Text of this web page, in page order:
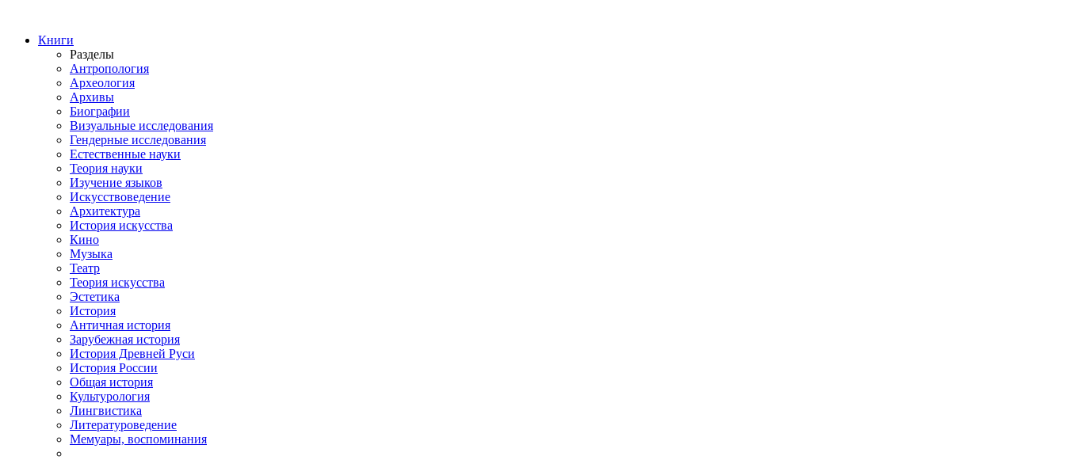
Книги
Разделы
Антропология
Археология
Архивы
Биографии
Визуальные исследования
Гендерные исследования
Естественные науки
Теория науки
Изучение языков
Искусствоведение
Архитектура
История искусства
Кино
Музыка
Театр
Теория искусства
Эстетика
История
Античная история
Зарубежная история
История Древней Руси
История России
Общая история
Культурология
Лингвистика
Литературоведение
Мемуары, воспоминания